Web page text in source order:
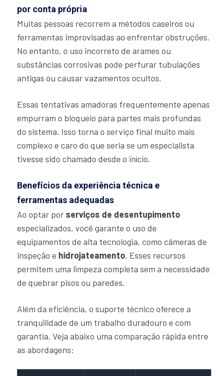
por conta própria
Muitas pessoas recorrem a métodos caseiros ou
ferramentas improvisadas ao enfrentar obstruções.
No entanto, o uso incorreto de arames ou
substâncias corrosivas pode perfurar tubulações
antigas ou causar vazamentos ocultos.
Essas tentativas amadoras frequentemente apenas
empurram o bloqueio para partes mais profundas
do sistema. Isso torna o serviço final muito mais
complexo e caro do que seria se um especialista
tivesse sido chamado desde o início.
Benefícios da experiência técnica e
ferramentas adequadas
Ao optar por serviços de desentupimento
especializados, você garante o uso de
equipamentos de alta tecnologia, como câmeras de
inspeção e hidrojateamento. Esses recursos
permitem uma limpeza completa sem a necessidade
de quebrar pisos ou paredes.
Além da eficiência, o suporte técnico oferece a
tranquilidade de um trabalho duradouro e com
garantia. Veja abaixo uma comparação rápida entre
as abordagens: